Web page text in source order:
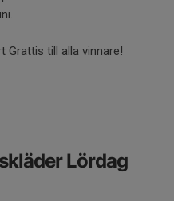
Grattis till alla vinnare!
Lördag